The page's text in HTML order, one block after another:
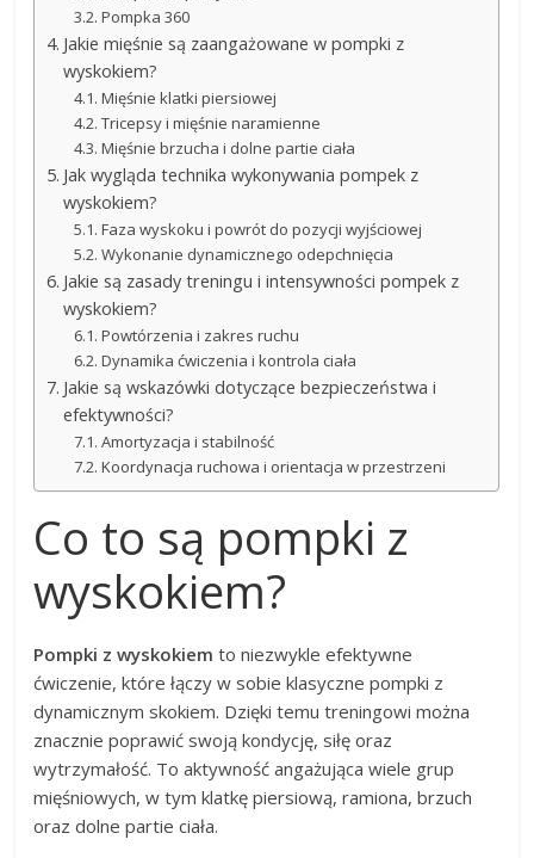
Pompka 360
Jakie mięśnie są zaangażowane w pompki z
wyskokiem?
Mięśnie klatki piersiowej
Tricepsy i mięśnie naramienne
Mięśnie brzucha i dolne partie ciała
Jak wygląda technika wykonywania pompek z
wyskokiem?
Faza wyskoku i powrót do pozycji wyjściowej
Wykonanie dynamicznego odepchnięcia
Jakie są zasady treningu i intensywności pompek z
wyskokiem?
Powtórzenia i zakres ruchu
Dynamika ćwiczenia i kontrola ciała
Jakie są wskazówki dotyczące bezpieczeństwa i
efektywności?
Amortyzacja i stabilność
Koordynacja ruchowa i orientacja w przestrzeni
Co to są pompki z
wyskokiem?
Pompki z wyskokiem to niezwykle efektywne
ćwiczenie, które łączy w sobie klasyczne pompki z
dynamicznym skokiem. Dzięki temu treningowi można
znacznie poprawić swoją kondycję, siłę oraz
wytrzymałość. To aktywność angażująca wiele grup
mięśniowych, w tym klatkę piersiową, ramiona, brzuch
oraz dolne partie ciała.